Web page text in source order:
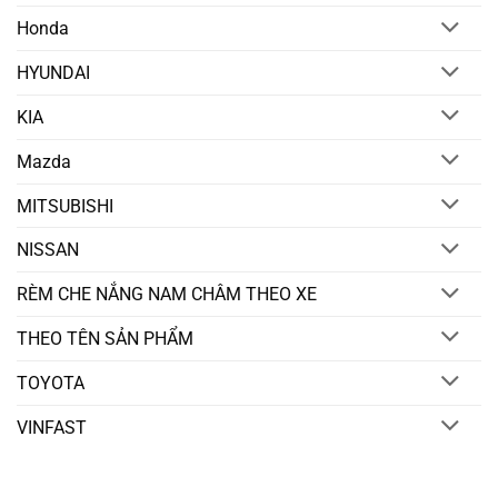
Honda
HYUNDAI
KIA
Mazda
MITSUBISHI
NISSAN
RÈM CHE NẮNG NAM CHÂM THEO XE
THEO TÊN SẢN PHẨM
TOYOTA
VINFAST